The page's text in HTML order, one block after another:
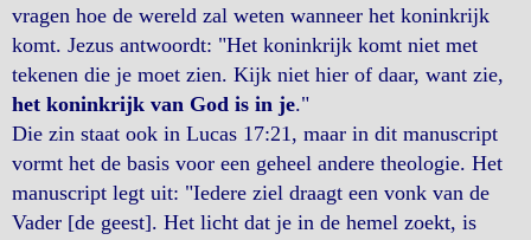
vragen hoe de wereld zal weten wanneer het koninkrijk
komt. Jezus antwoordt: "Het koninkrijk komt niet met
tekenen die je moet zien. Kijk niet hier of daar, want zie,
het koninkrijk van God is in je."
Die zin staat ook in Lucas 17:21, maar in dit manuscript
vormt het de basis voor een geheel andere theologie. Het
manuscript legt uit: "Iedere ziel draagt ​​een vonk van de
Vader [de geest]. Het licht dat je in de hemel zoekt, is